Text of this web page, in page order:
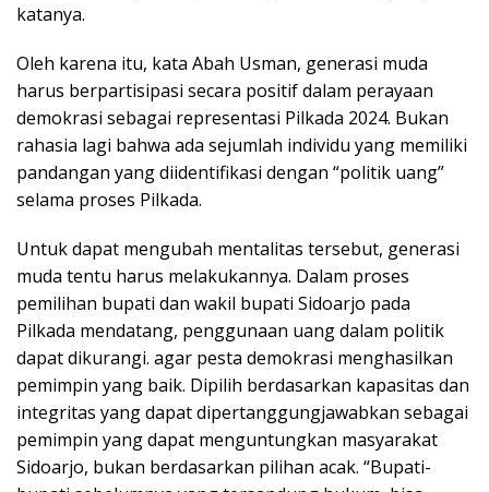
katanya.
Oleh karena itu, kata Abah Usman, generasi muda
harus berpartisipasi secara positif dalam perayaan
demokrasi sebagai representasi Pilkada 2024. Bukan
rahasia lagi bahwa ada sejumlah individu yang memiliki
pandangan yang diidentifikasi dengan “politik uang”
selama proses Pilkada.
Untuk dapat mengubah mentalitas tersebut, generasi
muda tentu harus melakukannya. Dalam proses
pemilihan bupati dan wakil bupati Sidoarjo pada
Pilkada mendatang, penggunaan uang dalam politik
dapat dikurangi. agar pesta demokrasi menghasilkan
pemimpin yang baik. Dipilih berdasarkan kapasitas dan
integritas yang dapat dipertanggungjawabkan sebagai
pemimpin yang dapat menguntungkan masyarakat
Sidoarjo, bukan berdasarkan pilihan acak. “Bupati-